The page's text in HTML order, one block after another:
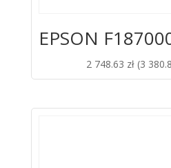
EPSON
2 748.63 zł (3